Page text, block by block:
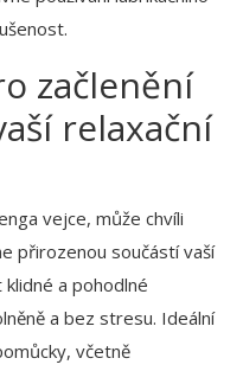
začlenění
relaxační
vejce, může chvíli
přirozenou součástí vaší
a pohodlné
a bez stresu. Ideální
včetně